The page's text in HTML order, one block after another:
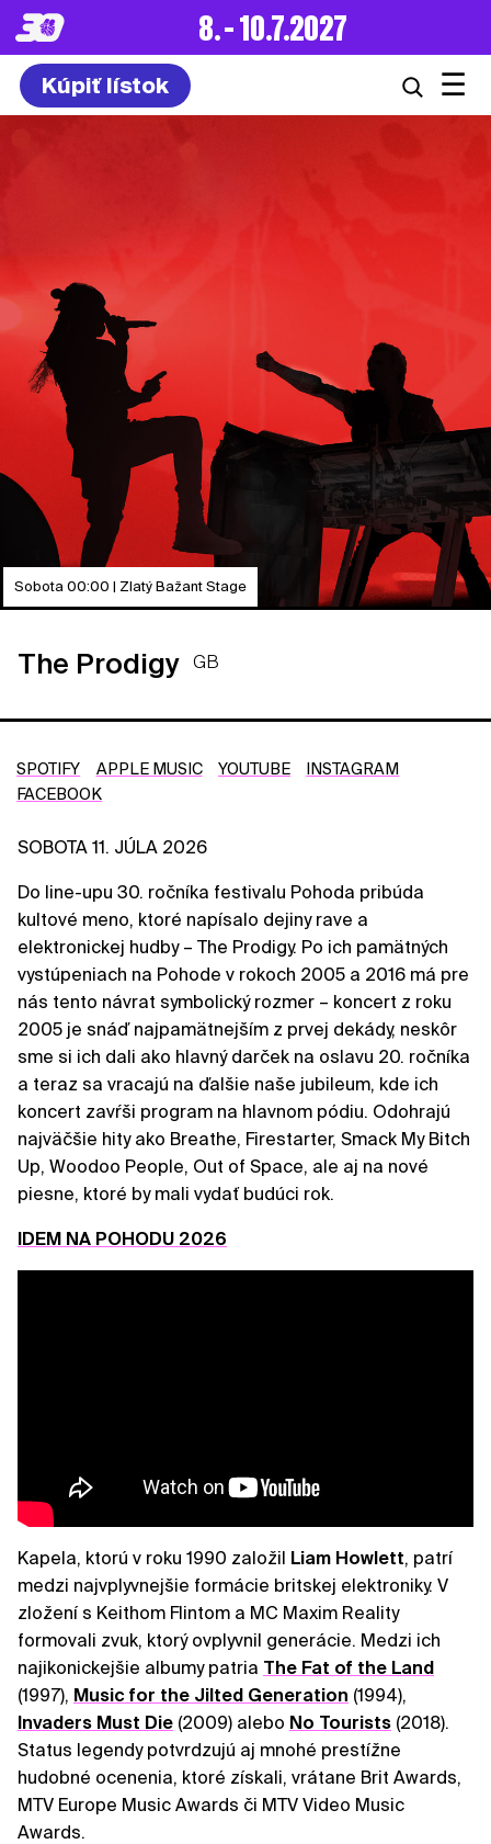
8. – 10.7.2027
Kúpiť lístok ☰
Sobota 00:00 | Zlatý Bažant Stage
The Prodigy GB
SPOTIFY APPLE MUSIC YOUTUBE
INSTAGRAM
FACEBOOK
SOBOTA 11. JÚLA 2026
Do line-upu 30. ročníka festivalu Pohoda pribúda
kultové meno, ktoré napísalo dejiny rave a
elektronickej hudby – The Prodigy. Po ich pamätných
vystúpeniach na Pohode v rokoch 2005 a 2016 má pre
nás tento návrat symbolický rozmer – koncert z roku
2005 je snáď najpamätnejším z prvej dekády, neskôr
sme si ich dali ako hlavný darček na oslavu 20. ročníka
a teraz sa vracajú na ďalšie naše jubileum, kde ich
koncert zavŕši program na hlavnom pódiu. Odohrajú
najväčšie hity ako Breathe, Firestarter, Smack My Bitch
Up, Woodoo People, Out of Space, ale aj na nové
piesne, ktoré by mali vydať budúci rok.
IDEM NA POHODU 2026
Kapela, ktorú v roku 1990 založil Liam Howlett, patrí
medzi najvplyvnejšie formácie britskej elektroniky. V
zložení s Keithom Flintom a MC Maxim Reality
formovali zvuk, ktorý ovplyvnil generácie. Medzi ich
najikonickejšie albumy patria The Fat of the Land
(1997), Music for the Jilted Generation (1994),
Invaders Must Die (2009) alebo No Tourists (2018).
Status legendy potvrdzujú aj mnohé prestížne
hudobné ocenenia, ktoré získali, vrátane Brit Awards,
MTV Europe Music Awards či MTV Video Music
Awards.